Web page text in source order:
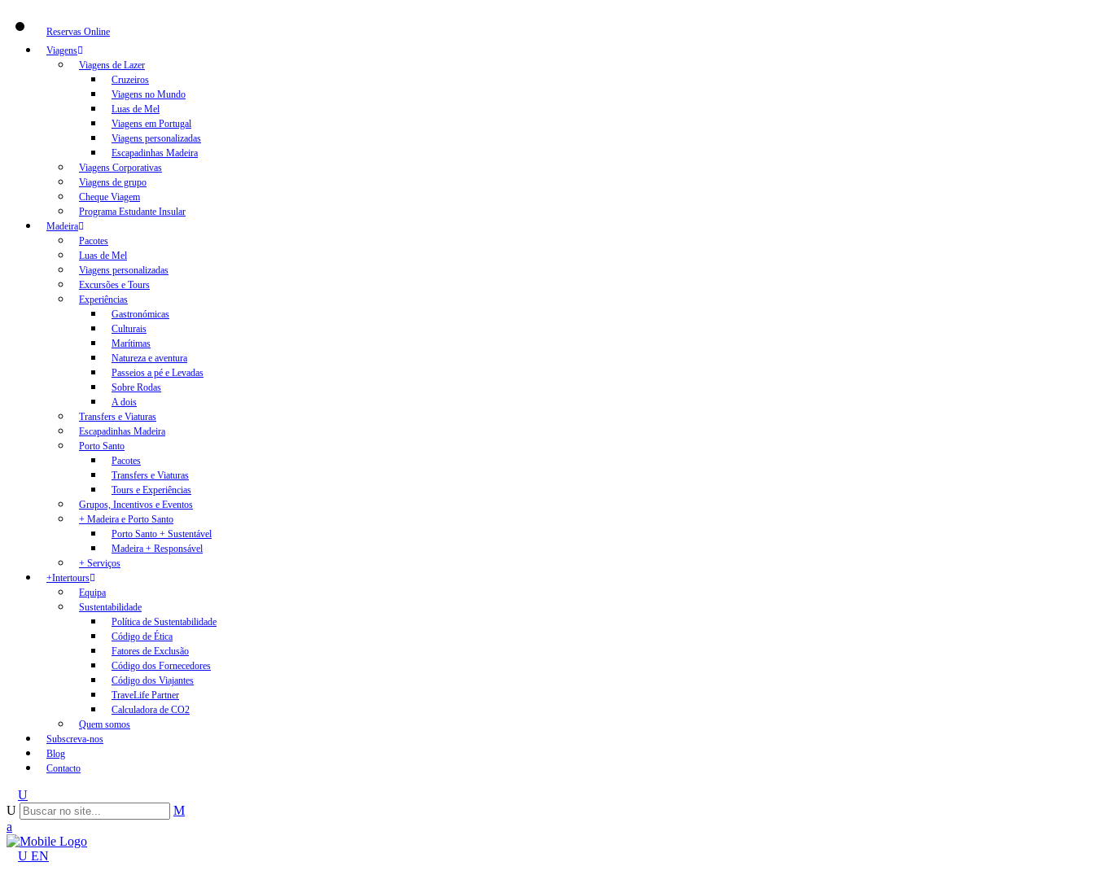
Reservas Online
Viagens
Viagens de Lazer
Cruzeiros
Viagens no Mundo
Luas de Mel
Viagens em Portugal
Viagens personalizadas
Escapadinhas Madeira
Viagens Corporativas
Viagens de grupo
Cheque Viagem
Programa Estudante Insular
Madeira
Pacotes
Luas de Mel
Viagens personalizadas
Excursões e Tours
Experiências
Gastronómicas
Culturais
Marítimas
Natureza e aventura
Passeios a pé e Levadas
Sobre Rodas
A dois
Transfers e Viaturas
Escapadinhas Madeira
Porto Santo
Pacotes
Transfers e Viaturas
Tours e Experiências
Grupos, Incentivos e Eventos
+ Madeira e Porto Santo
Porto Santo + Sustentável
Madeira + Responsável
+ Serviços
+Intertours
Equipa
Sustentabilidade
Política de Sustentabilidade
Código de Ética
Fatores de Exclusão
Código dos Fornecedores
Código dos Viajantes
TraveLife Partner
Calculadora de CO2
Quem somos
Subscreva-nos
Blog
Contacto
EN